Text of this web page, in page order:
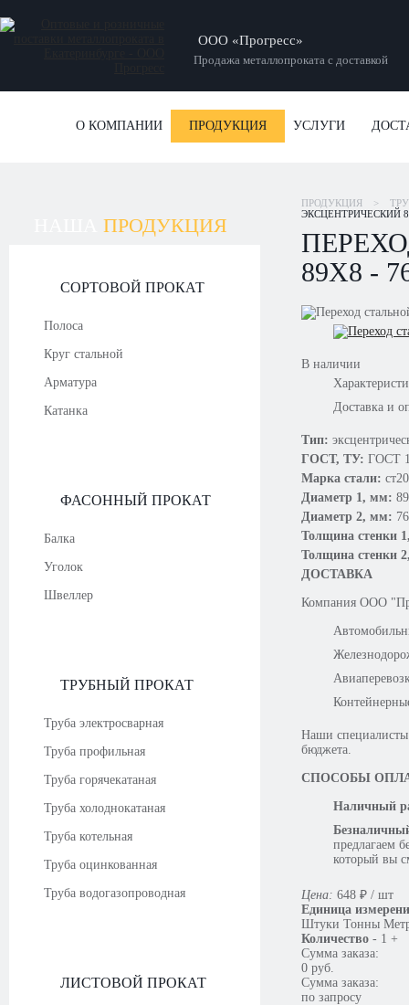
ООО «Прогресс»
Продажа металлопроката с доставкой
О КОМПАНИИ ПРОДУКЦИЯ УСЛУГИ
ПРОДУКЦИЯ
СОРТОВОЙ ПРОКАТ
Полоса
Круг стальной
Арматура
Катанка
ФАСОННЫЙ ПРОКАТ
Балка
Уголок
Швеллер
ТРУБНЫЙ ПРОКАТ
Труба электросварная
Труба профильная
Труба горячекатаная
Труба холоднокатаная
Труба котельная
Труба оцинкованная
Труба водогазопроводная
ЛИСТОВОЙ ПРОКАТ
ПРОДУКЦИЯ >
ЭКСЦЕНТРИЧЕСКИЙ
89Х8 -
В наличии
Доставка и
Тип:
ГОСТ, ТУ: ГОСТ
Марка стали: ст20
Диаметр 1, мм: 89
Диаметр 2, мм: 76
Толщина стенки
Толщина стенки
ДОСТАВКА
Компания OOO
Наши специалисты
бюджета.
СПОСОБЫ
Наличный
предлагаем
который вы
Цена: 648 ₽ / шт
Единица
Штуки Тонны
Количество - 1 +
Сумма заказа:
0 руб.
Сумма заказа:
по запросу